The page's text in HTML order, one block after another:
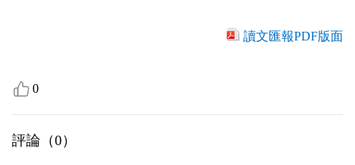
讀文匯報PDF版面
0
評論（0）